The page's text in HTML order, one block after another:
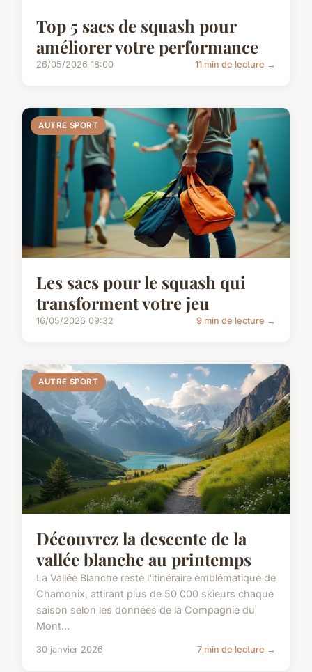
Top 5 sacs de squash pour
améliorer votre performance
26/05/2026 18:00 11 min de lecture →
AUTRE SPORT
Les sacs pour le squash qui
transforment votre jeu
16/05/2026 09:32 9 min de lecture →
AUTRE SPORT
Découvrez la descente de la
vallée blanche au printemps
La Vallée Blanche reste l'itinéraire emblématique de
Chamonix, attirant plus de 50 000 skieurs chaque
saison selon les données de la Compagnie du
Mont...
30 janvier 2026 7 min de lecture →